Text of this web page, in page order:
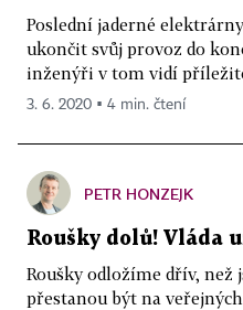
Poslední jaderné
ukončit svůj provoz do
inženýři v tom vidí
3. 6. 2020 ▪ 4 min. čtení
PETR HONZEJK
Roušky dolů! Vláda
Roušky odložíme dřív, než
přestanou být na